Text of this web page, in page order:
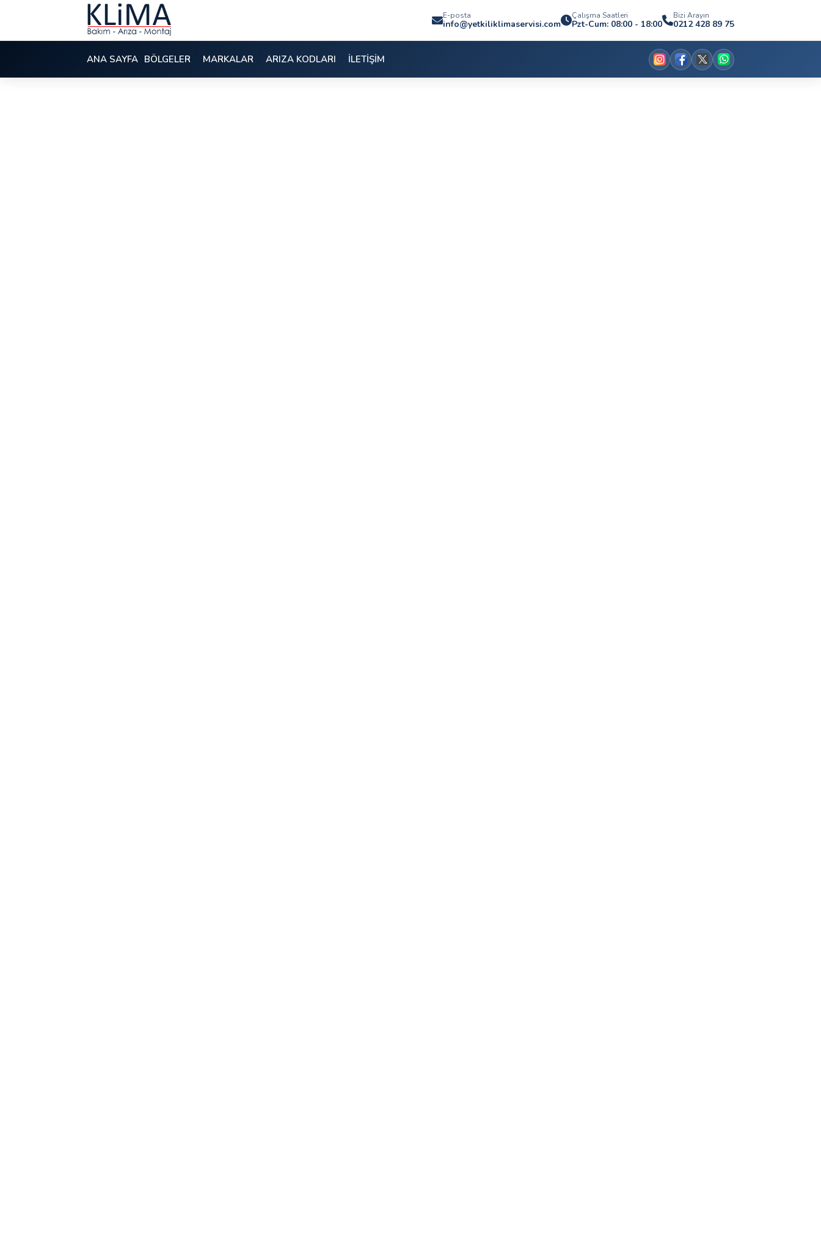
E-posta
info@yetkiliklimaservisi.com
Çalışma Saatleri
Pzt-Cum: 08:00 - 18:00
Bizi Arayın
0212 428 89 75
ANA SAYFA BÖLGELER MARKALAR ARIZA KODLARI İLETİŞİM